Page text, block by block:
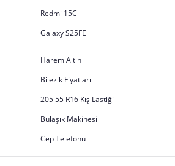
Redmi 15C
Galaxy S25FE
Harem Altın
Bilezik Fiyatları
205 55 R16 Kış Lastiği
Bulaşık Makinesi
Cep Telefonu